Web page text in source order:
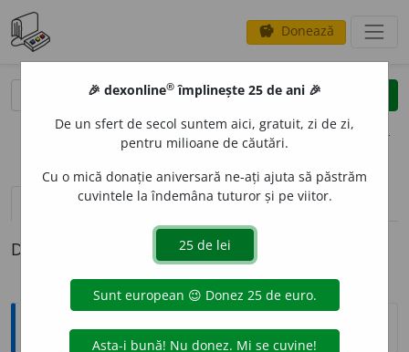
savings Donează
clear
opțiuni
definiții (1)
Definiția cu ID-ul 4092:
Explicative DEX
🎉 dexonline® împlinește 25 de ani 🎉
De un sfert de secol suntem aici, gratuit, zi de zi,
pentru milioane de căutări.
Cu o mică donație aniversară ne-ați ajuta să păstrăm
cuvintele la îndemâna tuturor și pe viitor.